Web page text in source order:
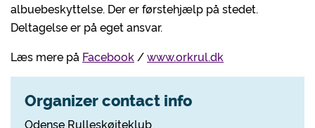
albuebeskyttelse. Der er førstehjælp på stedet.
Deltagelse er på eget ansvar.
Læs mere på Facebook /www.orkrul.dk
Organizer contact info
Odense Rulleskøjteklub